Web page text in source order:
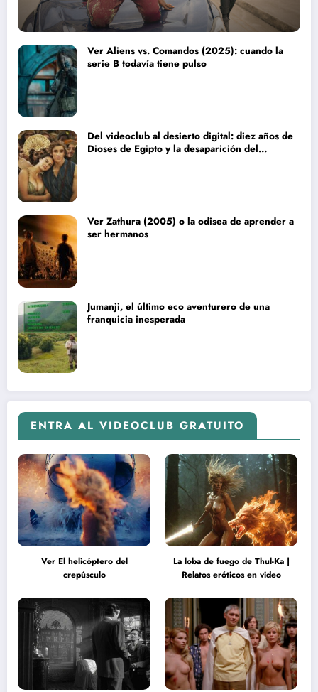
Ver Aliens vs. Comandos (2025): cuando la
serie B todavía tiene pulso
Del videoclub al desierto digital: diez años de
Dioses de Egipto y la desaparición del
Ver Zathura (2005) o la odisea de aprender a
ser hermanos
Jumanji, el último eco aventurero de una
franquicia inesperada
ENTRA AL VIDEOCLUB GRATUITO
Ver El helicóptero del
crepúsculo
La loba de fuego de Thul-Ka |
Relatos eróticos en video